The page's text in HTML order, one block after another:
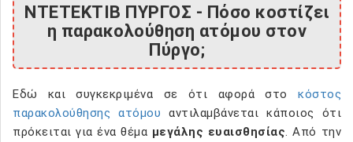
ΝΤΕΤΕΚΤΙΒ ΠΥΡΓΟΣ - Πόσο κοστίζει
η παρακολούθηση ατόμου στον
Πύργο;
Εδώ και συγκεκριμένα σε ότι αφορά στο κόστος
παρακολούθησης ατόμου αντιλαμβάνεται κάποιος ότι
πρόκειται για ένα θέμα μεγάλης ευαισθησίας. Από την